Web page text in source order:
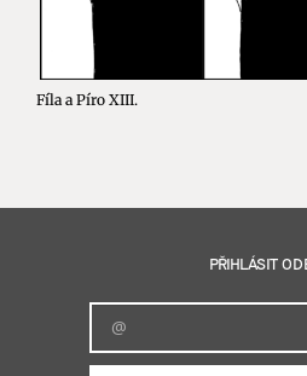
Fíla a Píro XIII.
PŘIHLÁSIT